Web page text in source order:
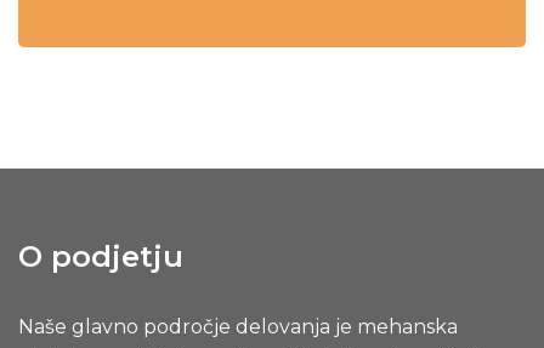
O podjetju
Naše glavno področje delovanja je mehanska